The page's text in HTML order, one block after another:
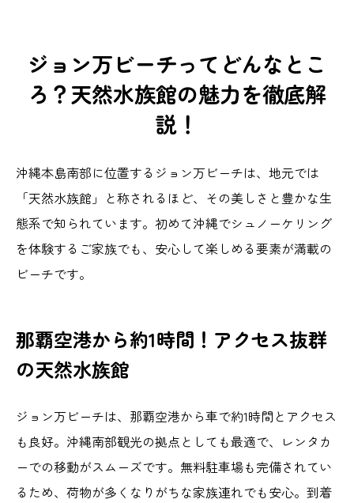
ジョン万ビーチってどんなとこ
ろ？天然水族館の魅力を徹底解
説！
沖縄本島南部に位置するジョン万ビーチは、地元では
「天然水族館」と称されるほど、その美しさと豊かな生
態系で知られています。初めて沖縄でシュノーケリング
を体験するご家族でも、安心して楽しめる要素が満載の
ビーチです。
那覇空港から約1時間！アクセス抜群
の天然水族館
ジョン万ビーチは、那覇空港から車で約1時間とアクセス
も良好。沖縄南部観光の拠点としても最適で、レンタカ
ーでの移動がスムーズです。無料駐車場も完備されてい
るため、荷物が多くなりがちな家族連れでも安心。到着